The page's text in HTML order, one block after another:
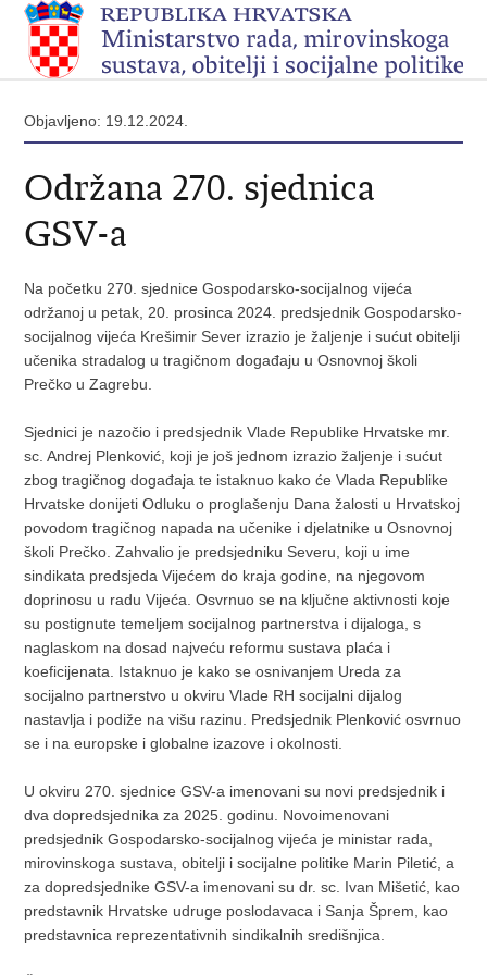
Objavljeno: 19.12.2024.
Održana 270. sjednica
GSV-a
Na početku 270. sjednice Gospodarsko-socijalnog vijeća
održanoj u petak, 20. prosinca 2024. predsjednik Gospodarsko-
socijalnog vijeća Krešimir Sever izrazio je žaljenje i sućut obitelji
učenika stradalog u tragičnom događaju u Osnovnoj školi
Prečko u Zagrebu.
Sjednici je nazočio i predsjednik Vlade Republike Hrvatske mr.
sc. Andrej Plenković, koji je još jednom izrazio žaljenje i sućut
zbog tragičnog događaja te istaknuo kako će Vlada Republike
Hrvatske donijeti Odluku o proglašenju Dana žalosti u Hrvatskoj
povodom tragičnog napada na učenike i djelatnike u Osnovnoj
školi Prečko. Zahvalio je predsjedniku Severu, koji u ime
sindikata predsjeda Vijećem do kraja godine, na njegovom
doprinosu u radu Vijeća. Osvrnuo se na ključne aktivnosti koje
su postignute temeljem socijalnog partnerstva i dijaloga, s
naglaskom na dosad najveću reformu sustava plaća i
koeficijenata. Istaknuo je kako se osnivanjem Ureda za
socijalno partnerstvo u okviru Vlade RH socijalni dijalog
nastavlja i podiže na višu razinu. Predsjednik Plenković osvrnuo
se i na europske i globalne izazove i okolnosti.
U okviru 270. sjednice GSV-a imenovani su novi predsjednik i
dva dopredsjednika za 2025. godinu. Novoimenovani
predsjednik Gospodarsko-socijalnog vijeća je ministar rada,
mirovinskoga sustava, obitelji i socijalne politike Marin Piletić, a
za dopredsjednike GSV-a imenovani su dr. sc. Ivan Mišetić, kao
predstavnik Hrvatske udruge poslodavaca i Sanja Šprem, kao
predstavnica reprezentativnih sindikalnih središnjica.